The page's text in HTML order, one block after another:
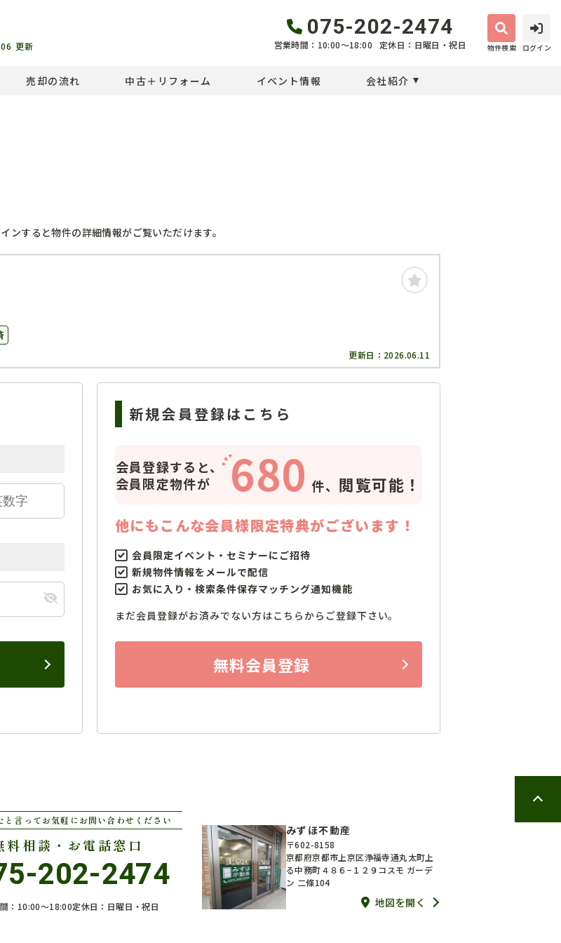
更新
075-202-2474
営業時間：10:00〜18:00 定休日：日曜日・祝日 物件検索 ログイン
売却の流れ 中古＋リフォーム イベント情報 会社紹介
ンすると物件の詳細情報がご覧いただけます。
更新日： 2026.06.11
新規会員登録はこちら
会員登録すると、
会員限定物件が
680 件、 閲覧可能！
他にもこんな会員様限定特典がございます！
会員限定イベント・セミナーにご招待
新規物件情報をメールで配信
お気に入り・検索条件保存マッチング通知機能
まだ会員登録がお済みでない方はこちらからご登録下さい。
無料会員登録
と言ってお気軽にお問い合わせください
料相談・お電話窓口
202-2474
：10:00〜18:00定休日：日曜日・祝日
みずほ不動産
〒602-8158
京都府京都市上京区浄福寺通丸太町上
る中務町４８６−１２９コスモ ガーデ
ン 二條104
地図を開く